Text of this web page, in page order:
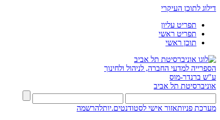
דילוג לתוכן העיקרי
תפריט עליון
תפריט ראשי
תוכן ראשי
הספרייה למדעי החברה, לניהול ולחינוך
ע"ש ברנדר-מוס
אוניברסיטת תל אביב
מערכת פניותאזור אישי לסטודנטים.יותלהרשמה